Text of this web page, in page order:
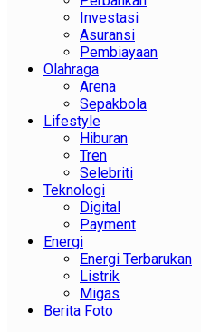
Investasi
Asuransi
Pembiayaan
Olahraga
Arena
Sepakbola
Lifestyle
Hiburan
Tren
Selebriti
Teknologi
Digital
Payment
Energi
Energi Terbarukan
Listrik
Migas
Berita Foto